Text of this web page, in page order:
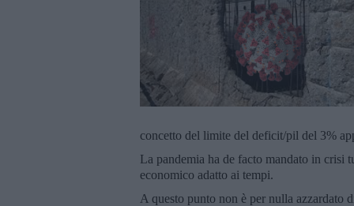
concetto del limite del deficit/pil del 3%
La pandemia ha de facto mandato in crisi
economico adatto ai tempi.
A questo punto non è per nulla azzardato